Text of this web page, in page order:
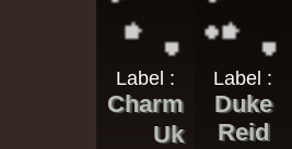
Label :
Charm
Uk
Label :
Duke
Reid